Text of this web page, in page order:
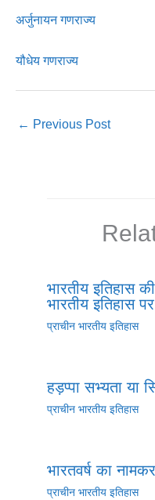
अर्जुनायन गणराज्य
यौधेय गणराज्य
← Previous Post
भारतीय इतिहास
भारतीय इतिहास
प्राचीन भारतीय इतिहास
हड़प्पा सभ्यता या
प्राचीन भारतीय इतिहास
भारतवर्ष का
प्राचीन भारतीय इतिहास